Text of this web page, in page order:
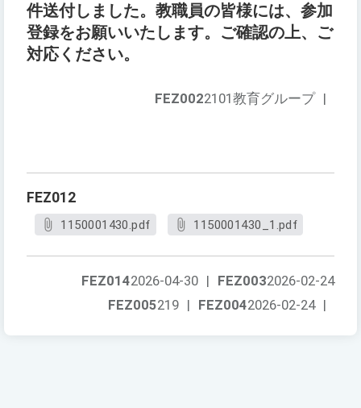
件送付しました。教職員の皆様には、参加
登録をお願いいたします。ご確認の上、ご
対応ください。
FEZ0022101教育グループ |
FEZ012
1150001430.pdf 1150001430_1.pdf
FEZ0032026-02-24
FEZ0142026-04-30 |
FEZ0042026-02-24 |
FEZ005219 |